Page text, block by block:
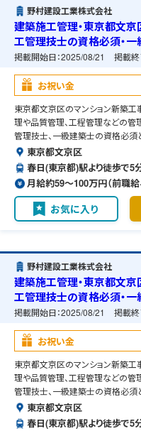
野村建設工業株式会社
建築施工管理・東京都文京
工管理技士の資格必須・
能
掲載開始日：2025/08/21 掲載終
お祝い金
東京都文京区のマンション新築
理や品質管理、工程管理などの管
管理技士、一級建築士の資格必須
東京都文京区
春日(東京都)駅より徒歩で5
月給約59〜100万円（前職給
お気に入り
野村建設工業株式会社
建築施工管理・東京都文京
工管理技士の資格必須・
能
掲載開始日：2025/08/21 掲載終
お祝い金
東京都文京区のマンション新築
理や品質管理、工程管理などの管
管理技士、一級建築士の資格必須
東京都文京区
春日(東京都)駅より徒歩で5